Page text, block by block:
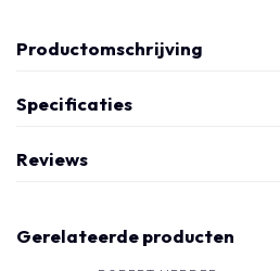
Productomschrijving
Specificaties
Reviews
Gerelateerde producten